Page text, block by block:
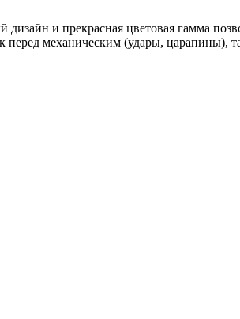
и прекрасная цветовая гамма
механическим (удары, царапины),